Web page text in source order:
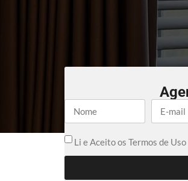
Li e Aceito os Termos de Uso